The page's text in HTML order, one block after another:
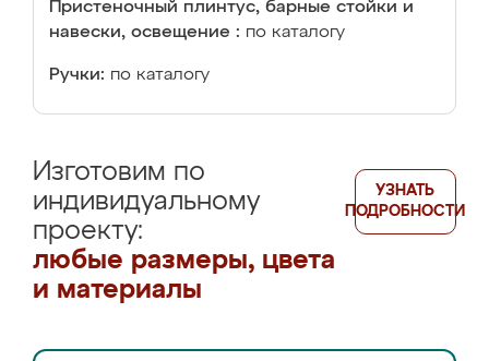
Пристеночный плинтус, барные стойки и
навески, освещение : по каталогу
Ручки: по каталогу
Изготовим по
индивидуальному
проекту:
любые размеры, цвета
и материалы
УЗНАТЬ
ПОДРОБНОСТИ